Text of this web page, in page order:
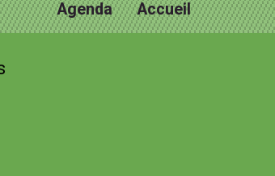
Agenda Accueil